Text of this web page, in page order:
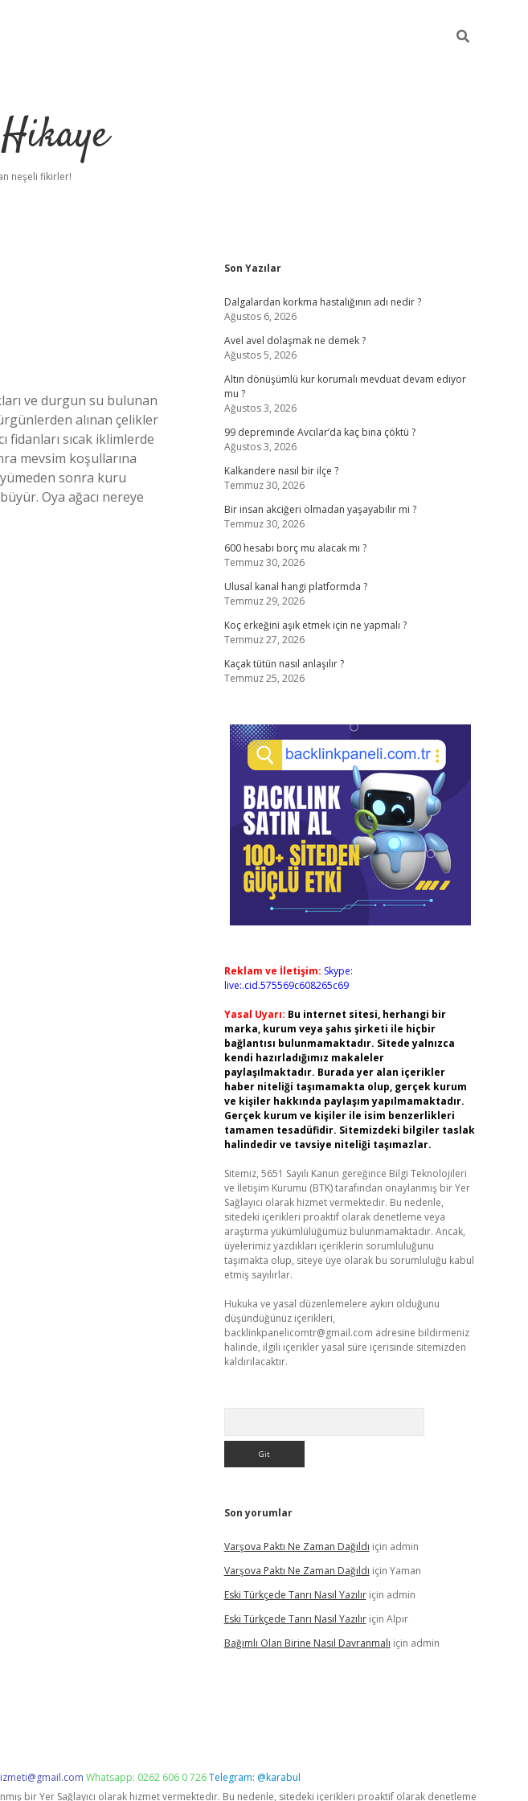
neşeli fikirler!
ve durgun su bulunan
alınan çelikler
fidanları sıcak iklimlerde
mevsim koşullarına
sonra kuru
Oya ağacı nereye
Sidebar
Son Yazılar
Dalgalardan korkma hastalığının adı nedir ?
Ağustos 6, 2026
Avel avel dolaşmak ne demek ?
Ağustos 5, 2026
Altın dönüşümlü kur korumalı mevduat devam ediyor
mu ?
Ağustos 3, 2026
99 depreminde Avcılar’da kaç bina çöktü ?
Ağustos 3, 2026
Kalkandere nasıl bir ilçe ?
Temmuz 30, 2026
Bir insan akciğeri olmadan yaşayabilir mi ?
Temmuz 30, 2026
600 hesabı borç mu alacak mı ?
Temmuz 30, 2026
Ulusal kanal hangi platformda ?
Temmuz 29, 2026
Koç erkeğini aşık etmek için ne yapmalı ?
Temmuz 27, 2026
Kaçak tütün nasıl anlaşılır ?
Temmuz 25, 2026
Reklam ve İletişim: Skype:
live:.cid.575569c608265c69
Yasal Uyarı: Bu internet sitesi, herhangi bir
marka, kurum veya şahıs şirketi ile hiçbir
bağlantısı bulunmamaktadır. Sitede yalnızca
kendi hazırladığımız makaleler
paylaşılmaktadır. Burada yer alan içerikler
haber niteliği taşımamakta olup, gerçek kurum
ve kişiler hakkında paylaşım yapılmamaktadır.
Gerçek kurum ve kişiler ile isim benzerlikleri
tamamen tesadüfidir. Sitemizdeki bilgiler taslak
halindedir ve tavsiye niteliği taşımazlar.
Sitemiz, 5651 Sayılı Kanun gereğince Bilgi Teknolojileri
ve İletişim Kurumu (BTK) tarafından onaylanmış bir Yer
Sağlayıcı olarak hizmet vermektedir. Bu nedenle,
sitedeki içerikleri proaktif olarak denetleme veya
araştırma yükümlülüğümüz bulunmamaktadır. Ancak,
üyelerimiz yazdıkları içeriklerin sorumluluğunu
taşımakta olup, siteye üye olarak bu sorumluluğu kabul
etmiş sayılırlar.
Hukuka ve yasal düzenlemelere aykırı olduğunu
düşündüğünüz içerikleri,
backlinkpanelicomtr@gmail.com adresine bildirmeniz
halinde, ilgili içerikler yasal süre içerisinde sitemizden
kaldırılacaktır.
Son yorumlar
Varşova Paktı Ne Zaman Dağıldı için admin
Varşova Paktı Ne Zaman Dağıldı için Yaman
Eski Türkçede Tanrı Nasıl Yazılıriçin admin
Eski Türkçede Tanrı Nasıl Yazılıriçin Alpır
Bağımlı Olan Birine Nasıl Davranmalı için admin
Whatsapp: 0262 606 0 726Telegram: @karabul
bir Yer Sağlayıcı olarak hizmet vermektedir. Bu nedenle, sitedeki içerikleri proaktif olarak denetleme